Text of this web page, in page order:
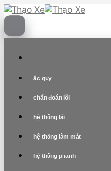
Skip
to
content
ắc quy
chẩn đoán lỗi
hệ thống lái
hệ thống làm mát
hệ thống phanh